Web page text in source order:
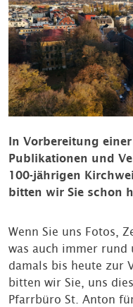
In Vorbereitung
Publikationen und
100-jährigen
bitten wir Sie schon
Wenn Sie uns Fotos,
was auch immer rund
damals bis heute zur
bitten wir Sie, uns
Pfarrbüro St. Anton